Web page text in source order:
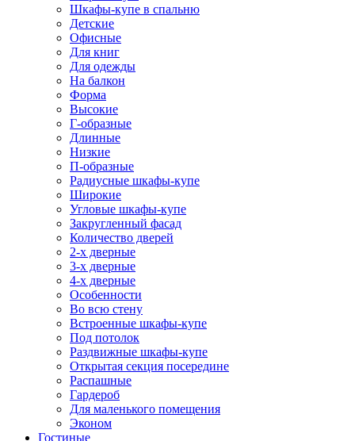
Шкафы-купе в спальню
Детские
Офисные
Для книг
Для одежды
На балкон
Форма
Высокие
Г-образные
Длинные
Низкие
П-образные
Радиусные шкафы-купе
Широкие
Угловые шкафы-купе
Закругленный фасад
Количество дверей
2-х дверные
3-х дверные
4-х дверные
Особенности
Во всю стену
Встроенные шкафы-купе
Под потолок
Раздвижные шкафы-купе
Открытая секция посередине
Распашные
Гардероб
Для маленького помещения
Эконом
Гостиные